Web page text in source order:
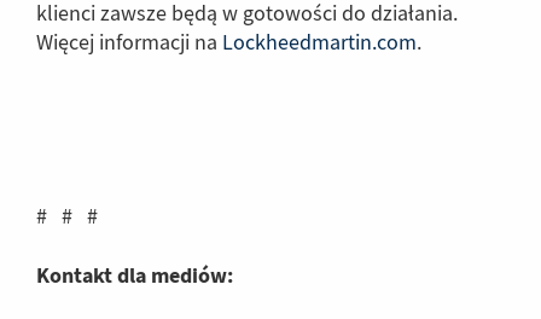
klienci zawsze będą w gotowości do działania.
Więcej informacji na Lockheedmartin.com(Link
.
# # #
Kontakt dla mediów: